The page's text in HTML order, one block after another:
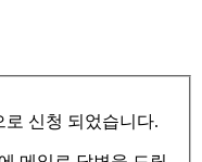
로 신청 되었습니다.